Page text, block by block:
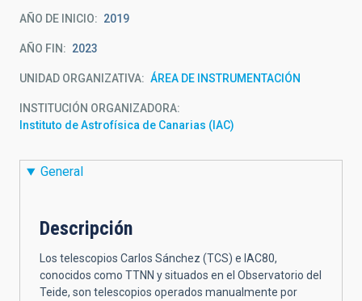
AÑO DE INICIO 2019
AÑO FIN 2023
UNIDAD ORGANIZATIVA ÁREA DE INSTRUMENTACIÓN
INSTITUCIÓN ORGANIZADORA
Instituto de Astrofísica de Canarias (IAC)
General
Descripción
Los telescopios Carlos Sánchez (TCS) e IAC80,
conocidos como TTNN y situados en el Observatorio del
Teide, son telescopios operados manualmente por